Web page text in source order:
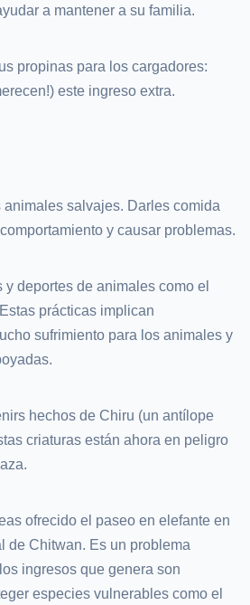
a mantener a su familia.
propinas para los cargadores:
este ingreso extra.
animales salvajes. Darles comida
y causar problemas.
y deportes de animales como el
prácticas implican
sufrimiento para los animales y
hechos de Chiru (un antílope
criaturas están ahora en peligro
ofrecido el paseo en elefante en
de Chitwan. Es un problema
ingresos que genera son
especies vulnerables como el